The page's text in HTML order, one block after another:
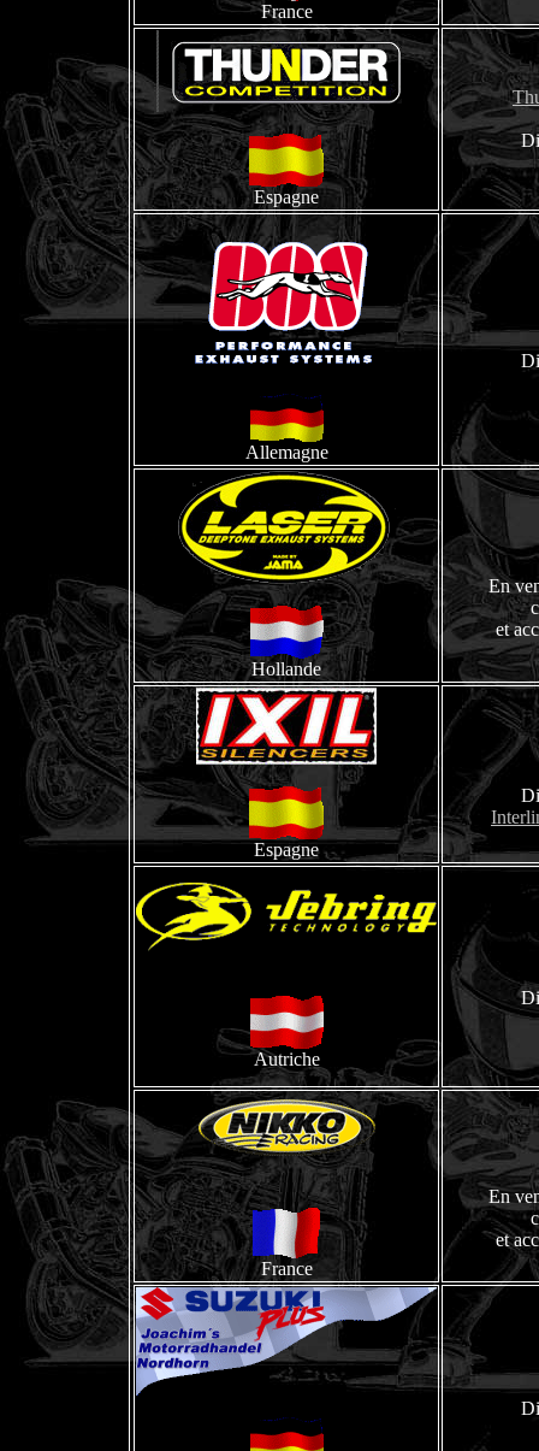
France
Espagne
Allemagne
Hollande
En
et
Espagne
Autriche
France
En
et